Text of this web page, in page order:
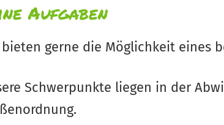
Aufgaben
gerne die Möglichkeit eines
Schwerpunkte liegen in der